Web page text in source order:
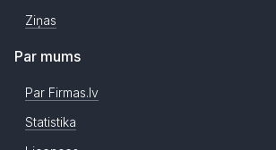
Ziņas
Par mums
Par Firmas.lv
Statistika